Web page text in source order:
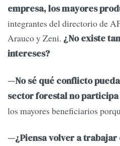
empresa, los mayores
integrantes del directorio de
Arauco y Zeni. ¿No existe
intereses?
—No sé qué conflicto
sector forestal no
los mayores beneficiarios
—¿Piensa volver a trabajar